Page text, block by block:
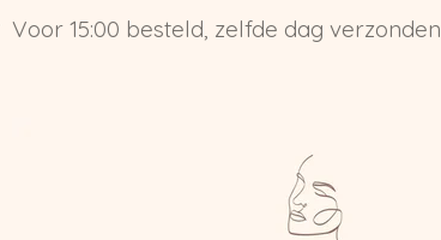
Voor 15:00 besteld, zelfde dag verzonden